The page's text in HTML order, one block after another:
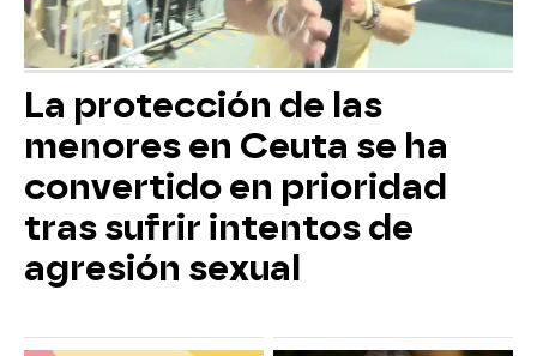
La protección de las
menores en Ceuta se ha
convertido en prioridad
tras sufrir intentos de
agresión sexual